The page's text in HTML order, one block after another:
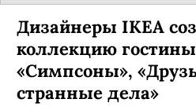
Дизайнеры IKEA
коллекцию
«Симпсоны»,
странные дела»